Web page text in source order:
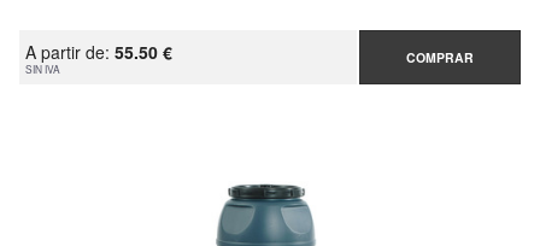
A partir de: 55.50 €
SIN IVA
COMPRAR